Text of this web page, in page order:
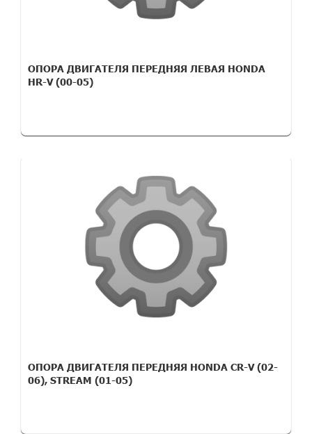
ОПОРА ДВИГАТЕЛЯ ПЕРЕДНЯЯ ЛЕВАЯ HONDA
HR-V (00-05)
ОПОРА ДВИГАТЕЛЯ ПЕРЕДНЯЯ HONDA CR-V (02-
06), STREAM (01-05)